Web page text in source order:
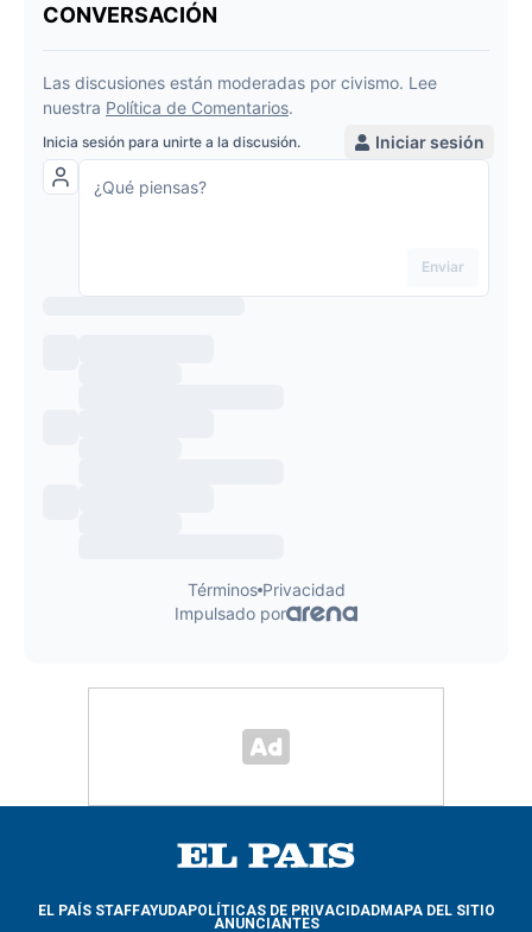
EL PAÍS STAFFAYUDAPOLÍTICAS DE PRIVACIDADMAPA DEL SITIO
ANUNCIANTES